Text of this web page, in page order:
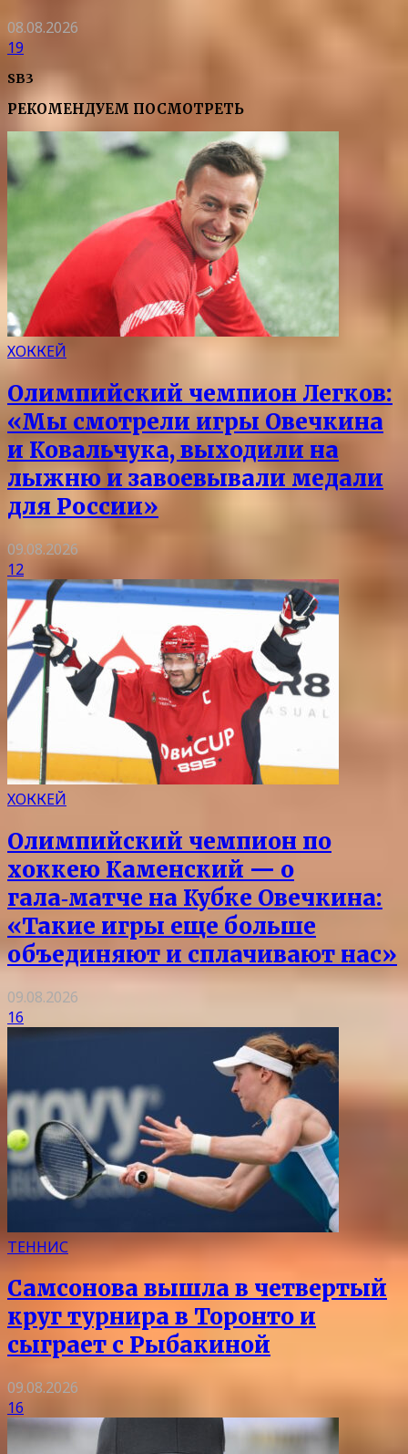
08.08.2026
19
SB3
РЕКОМЕНДУЕМ ПОСМОТРЕТЬ
ХОККЕЙ
Олимпийский чемпион Легков:
«Мы смотрели игры Овечкина
и Ковальчука, выходили на
лыжню и завоевывали медали
для России»
09.08.2026
12
ХОККЕЙ
Олимпийский чемпион по
хоккею Каменский — о
гала‑матче на Кубке Овечкина:
«Такие игры еще больше
объединяют и сплачивают нас»
09.08.2026
16
ТЕННИС
Самсонова вышла в четвертый
круг турнира в Торонто и
сыграет с Рыбакиной
09.08.2026
16